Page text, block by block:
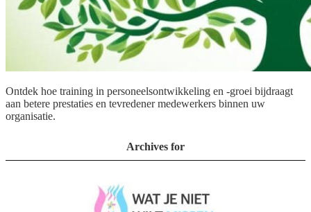
Ontdek hoe training in personeelsontwikkeling en -groei bijdraagt
aan betere prestaties en tevredener medewerkers binnen uw
organisatie.
Archives for